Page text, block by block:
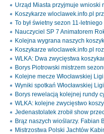
Urząd Miasta przyjmuje wnioski
Koszykarze wloclawek.info.pl
To był świetny sezon 11-
Nauczyciel SP 7 Animatorem
Kolejna wygrana naszych
Koszykarze wloclawek.info.pl
WLKA: Dwa zwycięstwa
Borys Piotrowski mistrzem
Kolejne mecze Włocławskiej
Wyniki spotkań Włocławskiej
Borys rewelacją kolejnej rundy
WLKA: kolejne zwycięstwo
Jedenastolatek zrobił show
Brąz naszych wioślarzy. Fabian
Mistrzostwa Polski Jachtów